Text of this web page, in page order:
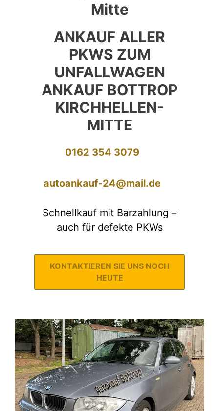
Mitte
ANKAUF ALLER
PKWS ZUM
UNFALLWAGEN
ANKAUF BOTTROP
KIRCHHELLEN-
MITTE
0162 354 3079
autoankauf-24@mail.de
Schnellkauf mit Barzahlung –
auch für defekte PKWs
KONTAKTIEREN SIE UNS NOCH
HEUTE